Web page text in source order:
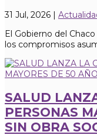
31 Jul, 2026 |
El Gobierno del
los compromisos
SALUD
PERSONAS
SIN OBRA